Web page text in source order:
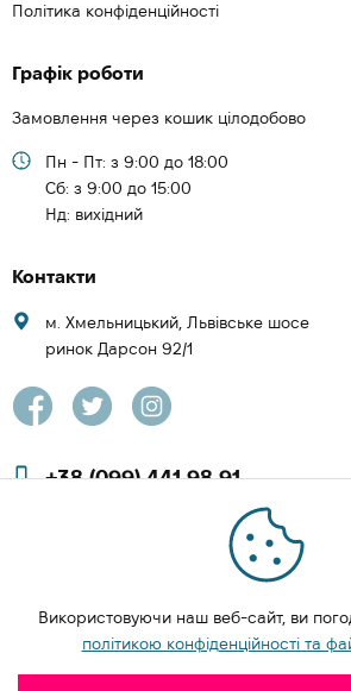
Політика конфіденційності
Графік роботи
Замовлення через кошик цілодобово
Пн - Пт: з 9:00 до 18:00
Cб: з 9:00 до 15:00
Нд: вихідний
Контакти
м. Хмельницький, Львівське шосе
ринок Дарсон 92/1
+38 (099) 441 98 91
+38 (097) 423 08 00
zachesa86@gmail.com
ЗАМОВИТИ
Використовуючи наш веб-сайт, ви
політикою конфіденційності та